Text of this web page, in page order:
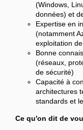
(Windows,
données) et
Expertise en
(notamment
exploitation
Bonne
(réseaux,
de sécurité)
Capacité à
architectures
standards et
Ce qu'on dit de